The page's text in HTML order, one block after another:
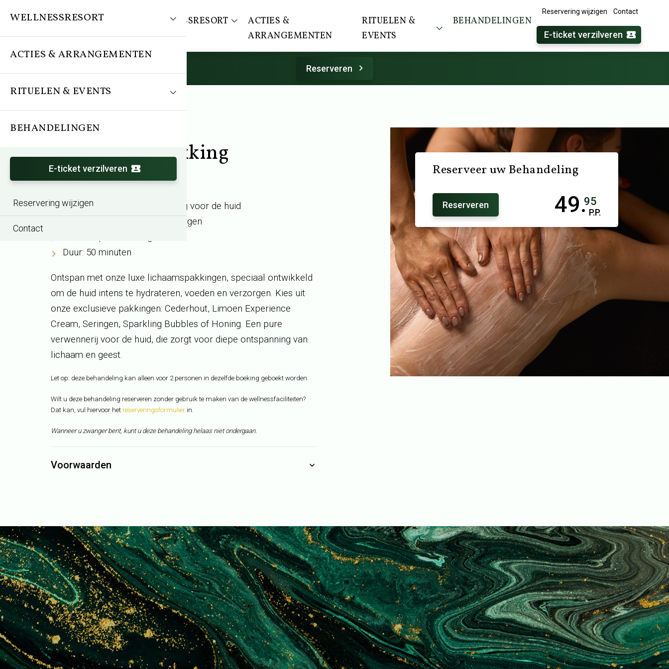
Reservering wijzigen Contact
WELLNESSRESORT
ACTIES &
ARRANGEMENTEN
RITUELEN &
EVENTS
BEHANDELINGEN
E-ticket verzilveren
WELLNESSRESORT
ACTIES & ARRANGEMENTEN
RITUELEN & EVENTS
BEHANDELINGEN
E-ticket verzilveren
Reservering wijzigen
Contact
Reserveren
Deluxe duo pakking
Diepe hydratatie en verzorging voor de huid
Keuze uit verschillende pakkingen
Duur: 50 minuten
Ontspan met onze luxe lichaamspakkingen, speciaal ontwikkeld
om de huid intens te hydrateren, voeden en verzorgen. Kies uit
onze exclusieve pakkingen: Cederhout, Limoen Experience
Cream, Seringen, Sparkling Bubbles of Honing. Een pure
verwennerij voor de huid, die zorgt voor diepe ontspanning van
lichaam en geest.
Let op: deze behandeling kan alleen voor 2 personen in dezelfde boeking geboekt worden.
Wilt u deze behandeling reserveren zonder gebruik te maken van de wellnessfaciliteiten?
Dat kan, vul hiervoor het reserveringsformulier in.
Wanneer u zwanger bent, kunt u deze behandeling helaas niet ondergaan.
Voorwaarden
Reserveer uw Behandeling
Reserveren 49.95
P.P.